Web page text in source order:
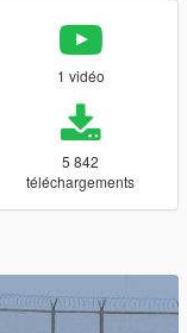
1 vidéo
5 842
téléchargements